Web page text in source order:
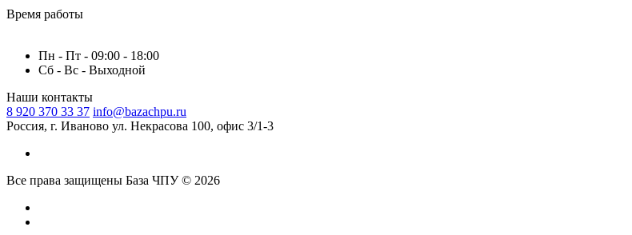
Время работы
Пн - Пт - 09:00 - 18:00
Сб - Вс - Выходной
Наши контакты
8 920 370 33 37 info@bazachpu.ru
Россия, г. Иваново ул. Некрасова 100, офис 3/1-3
Все права защищены База ЧПУ © 2026